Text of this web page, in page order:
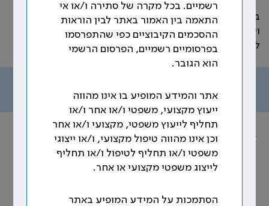
באתר זה ריכזנו את עיקר ההוראות ההסכמיות, שהוסדרו
ועוגנו בהסכמים הקיבוצים שנחתמו לאורך השנים, בהתאם
לנושאים שמפורטים בתפריט האתר.
אוסף הסכמים הקיבוציים
נושא: תקנים
רשמיים. בכל מקרה של סתירה ו/או אי
התאמה בין האמור באתר לבין הוראות
ההסכמים הקיבוציים כפי שהתפרסמו
בפרסומיים רשמיים, הפרסום הרשמי
הוא הגובר.
אתר והמידע המופיע בו אינו מהווה
ייעוץ מקצועי, משפטי ו/או אחר ו/או
תחליף לייעוץ משפטי, מקצועי ו/או אחר
וכן אינו מהווה טיפול מקצועי, ו/או ייצוגי
משפטי ו/או תחליף לטיפול ו/או תחליף
לייצוג משפטי מקצועי או אחר.
הסתמכות על המידע המופיע באתר